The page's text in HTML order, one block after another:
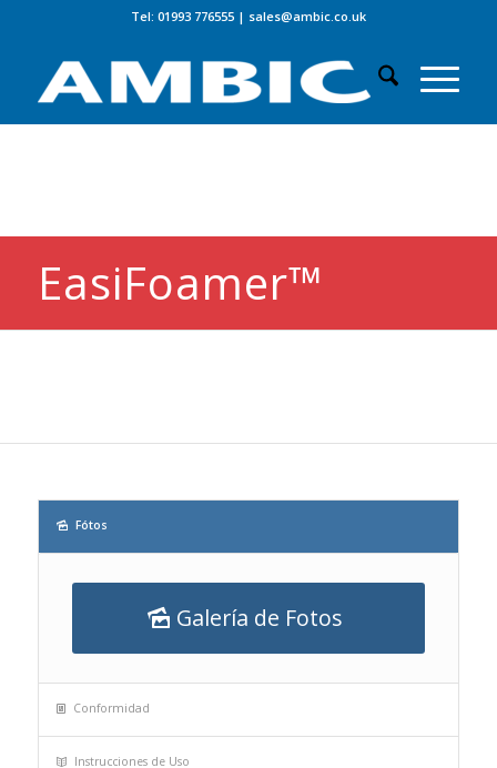
Tel: 01993 776555| sales@ambic.co.uk
EasiFoamer™
Fótos
Galería de Fotos
Conformidad
Instrucciones de Uso